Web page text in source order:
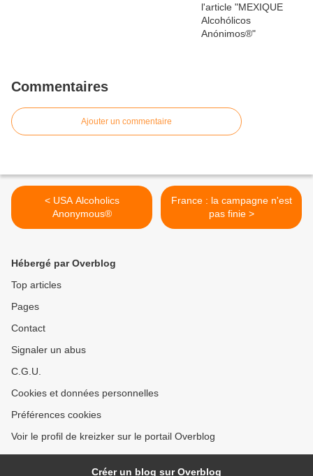
Commentaires
Ajouter un commentaire
< USA Alcoholics
Anonymous®
France : la campagne n'est
pas finie >
Hébergé par Overblog
Top articles
Pages
Contact
Signaler un abus
C.G.U.
Cookies et données personnelles
Préférences cookies
Voir le profil de kreizker sur le portail Overblog
Créer un blog sur Overblog